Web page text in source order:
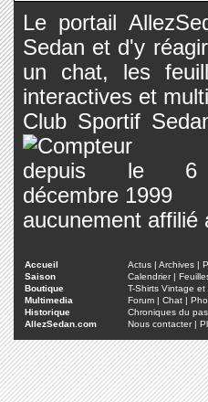
Le portail
Sedan et d'y
un chat, les
interactives et
Club Sportif
aucunement affilié
Accueil Actus | Archives |
Saison
Calendrier|
Boutique
T-Shirts Vintage et
Multimedia
Forum | Chat |
Historique
Chroniques du
AllezSedan.com
Nous contacter|